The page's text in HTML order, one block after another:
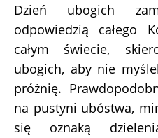
Dzień ubogich
odpowiedzią całego
całym świecie,
ubogich, aby nie
próżnię.
na pustyni ubóstwa,
się oznaką